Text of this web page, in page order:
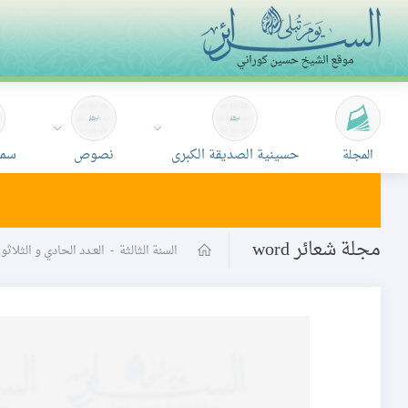
المجلة حسينية الصديقة الكبرى نصوص
مجلة شعائر word
السنة الثالثة - العـدد الحادي و